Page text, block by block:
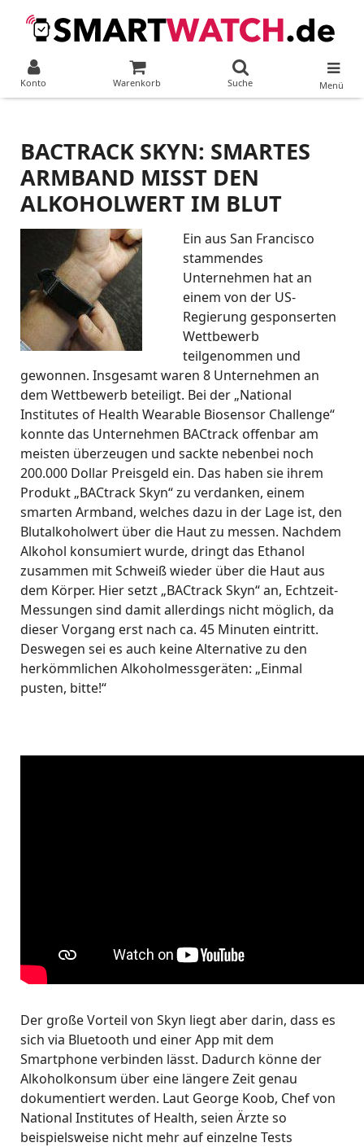
Konto Warenkorb Suche Menü
BACTRACK SKYN: SMARTES
ARMBAND MISST DEN
ALKOHOLWERT IM BLUT
Ein aus San Francisco
stammendes
Unternehmen hat an
einem von der US-
Regierung gesponserten
Wettbewerb
teilgenommen und
gewonnen. Insgesamt waren 8 Unternehmen an
dem Wettbewerb beteiligt. Bei der „National
Institutes of Health Wearable Biosensor Challenge“
konnte das Unternehmen BACtrack offenbar am
meisten überzeugen und sackte nebenbei noch
200.000 Dollar Preisgeld ein. Das haben sie ihrem
Produkt „BACtrack Skyn“ zu verdanken, einem
smarten Armband, welches dazu in der Lage ist, den
Blutalkoholwert über die Haut zu messen. Nachdem
Alkohol konsumiert wurde, dringt das Ethanol
zusammen mit Schweiß wieder über die Haut aus
dem Körper. Hier setzt „BACtrack Skyn“ an, Echtzeit-
Messungen sind damit allerdings nicht möglich, da
dieser Vorgang erst nach ca. 45 Minuten eintritt.
Deswegen sei es auch keine Alternative zu den
herkömmlichen Alkoholmessgeräten: „Einmal
pusten, bitte!“
Der große Vorteil von Skyn liegt aber darin, dass es
sich via Bluetooth und einer App mit dem
Smartphone verbinden lässt. Dadurch könne der
Alkoholkonsum über eine längere Zeit genau
dokumentiert werden. Laut George Koob, Chef von
National Institutes of Health, seien Ärzte so
beispielsweise nicht mehr auf einzelne Tests